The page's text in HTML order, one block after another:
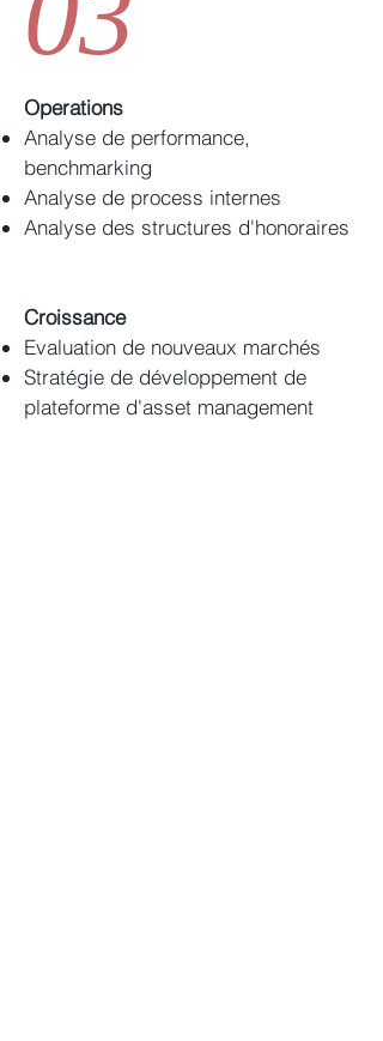
Operations
Analyse de performance,
benchmarking
Analyse de process internes
Analyse des structures d'honoraires
Croissance
Evaluation de nouveaux marchés
Stratégie de développement de
plateforme d'asset management